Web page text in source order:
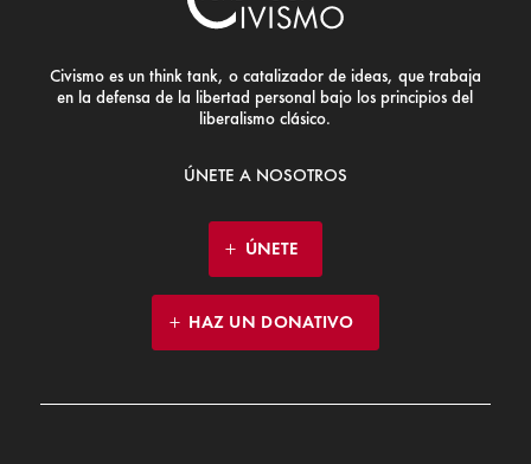
Civismo es un think tank, o catalizador de ideas, que trabaja
en la defensa de la libertad personal bajo los principios del
liberalismo clásico.
ÚNETE A NOSOTROS
ÚNETE
HAZ UN DONATIVO